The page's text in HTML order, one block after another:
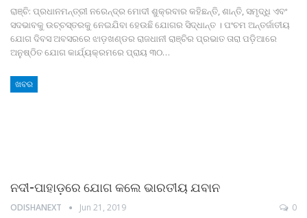
ରାଞ୍ଚି: ପ୍ରଧାନମନ୍ତ୍ରୀ ନରେନ୍ଦ୍ର ମୋଦୀ ଶୁକ୍ରବାର କହିଛନ୍ତି, ଶାନ୍ତି, ସମୃଦ୍ଧି ଏବଂ
ସଦଭାବକୁ ଉଚ୍ଚସ୍ତରକୁ ନେଇଯିବା ହେଉଛି ଯୋଗର ସିଦ୍ଧାନ୍ତ । ପଂଚମ ଅନ୍ତର୍ଜାତୀୟ
ଯୋଗ ଦିବସ ଅବସରରେ ଝାଡ଼ଖଣ୍ଡର ରାଜଧାନୀ ରାଞ୍ଚିର ପ୍ରଭାତ ତାରା ପଡ଼ିଆରେ
ଅନୁଷ୍ଠିତ ଯୋଗ କାର୍ଯ୍ୟକ୍ରମରେ ପ୍ରାୟ ୩୦…
ଖବର
ନଦୀ-ପାହାଡ଼ରେ ଯୋଗ କଲେ ଭାରତୀୟ ଯବାନ
ODISHANEXT Jun 21, 2019 0